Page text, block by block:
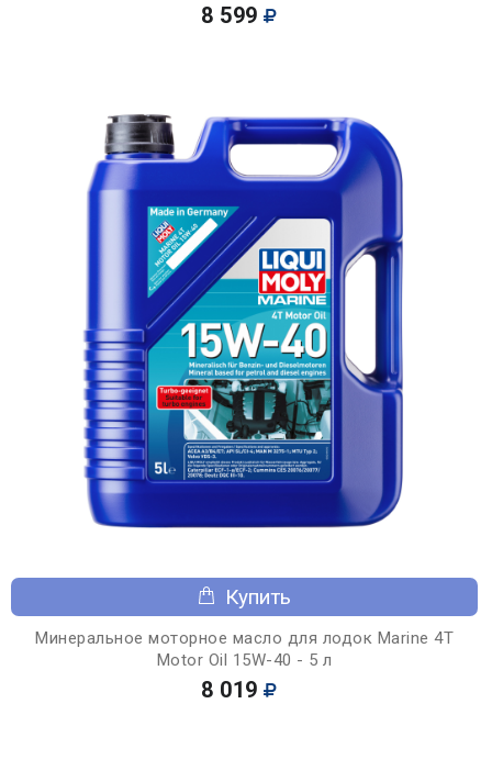
8 599
Купить
Минеральное моторное масло для лодок Marine 4T
Motor Oil 15W-40 - 5 л
8 019